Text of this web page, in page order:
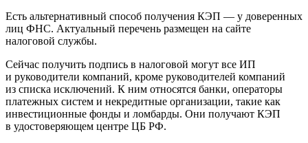
Есть альтернативный способ получения КЭП — у доверенных
лиц ФНС. Актуальный перечень размещен на сайте
налоговой службы.
Сейчас получить подпись в налоговой могут все ИП
и руководители компаний, кроме руководителей компаний
из списка исключений. К ним относятся банки, операторы
платежных систем и некредитные организации, такие как
инвестиционные фонды и ломбарды. Они получают КЭП
в удостоверяющем центре ЦБ РФ.